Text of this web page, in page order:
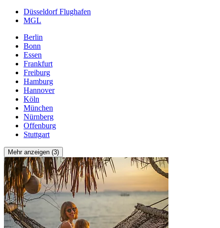
Düsseldorf Flughafen
MGL
Berlin
Bonn
Essen
Frankfurt
Freiburg
Hamburg
Hannover
Köln
München
Nürnberg
Offenburg
Stuttgart
Mehr anzeigen (3)